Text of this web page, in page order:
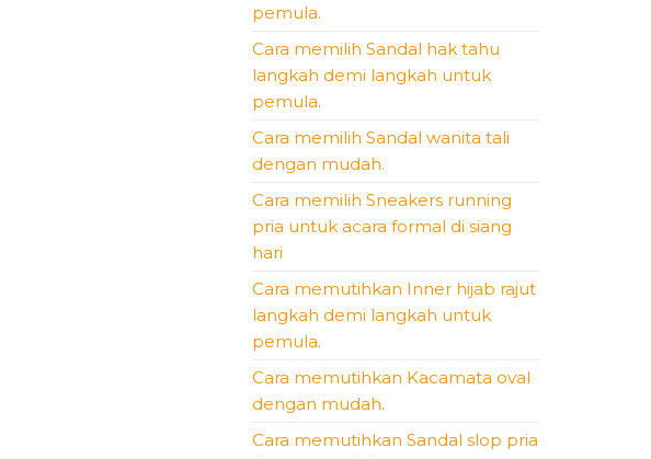
pemula.
Cara memilih Sandal hak tahu
langkah demi langkah untuk
pemula.
Cara memilih Sandal wanita tali
dengan mudah.
Cara memilih Sneakers running
pria untuk acara formal di siang
hari
Cara memutihkan Inner hijab rajut
langkah demi langkah untuk
pemula.
Cara memutihkan Kacamata oval
dengan mudah.
Cara memutihkan Sandal slop pria